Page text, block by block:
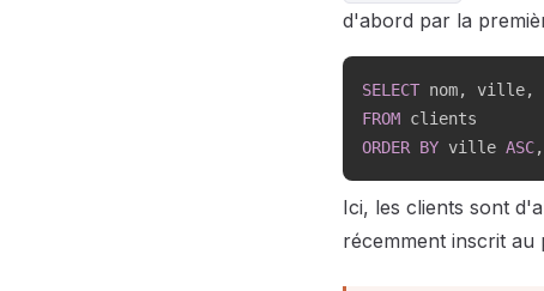
d'abord par la
SELECT nom, ville,
FROM
ORDER BY ville ASC,
Ici, les clients sont
récemment inscrit au